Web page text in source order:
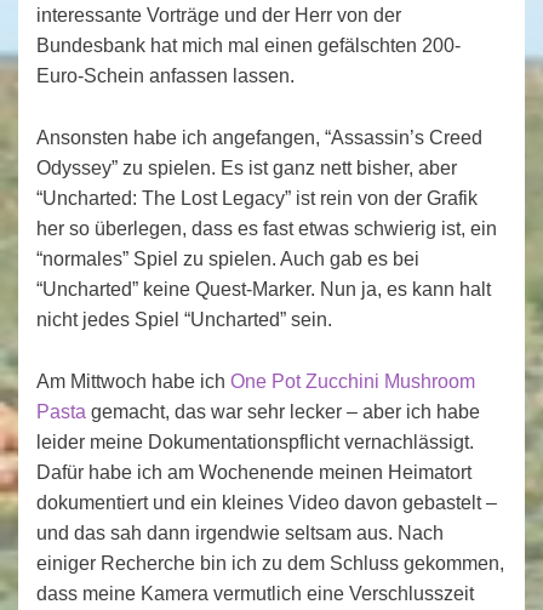
interessante Vorträge und der Herr von der
Bundesbank hat mich mal einen gefälschten 200-
Euro-Schein anfassen lassen.
Ansonsten habe ich angefangen, “Assassin’s Creed
Odyssey” zu spielen. Es ist ganz nett bisher, aber
“Uncharted: The Lost Legacy” ist rein von der Grafik
her so überlegen, dass es fast etwas schwierig ist, ein
“normales” Spiel zu spielen. Auch gab es bei
“Uncharted” keine Quest-Marker. Nun ja, es kann halt
nicht jedes Spiel “Uncharted” sein.
Am Mittwoch habe ich One Pot Zucchini Mushroom
Pasta gemacht, das war sehr lecker – aber ich habe
leider meine Dokumentationspflicht vernachlässigt.
Dafür habe ich am Wochenende meinen Heimatort
dokumentiert und ein kleines Video davon gebastelt –
und das sah dann irgendwie seltsam aus. Nach
einiger Recherche bin ich zu dem Schluss gekommen,
dass meine Kamera vermutlich eine Verschlusszeit